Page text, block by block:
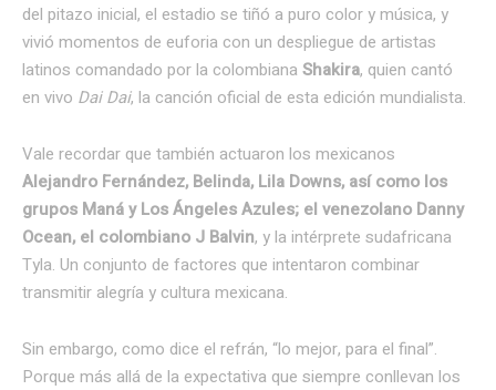
del pitazo inicial, el estadio se tiñó a puro color y música, y
vivió momentos de euforia con un despliegue de artistas
latinos comandado por la colombiana Shakira, quien cantó
en vivo Dai Dai, la canción oficial de esta edición mundialista.
Vale recordar que también actuaron los mexicanos
Alejandro Fernández, Belinda, Lila Downs, así como los
grupos Maná y Los Ángeles Azules; el venezolano Danny
Ocean, el colombiano J Balvin, y la intérprete sudafricana
Tyla. Un conjunto de factores que intentaron combinar
transmitir alegría y cultura mexicana.
Sin embargo, como dice el refrán, “lo mejor, para el final”.
Porque más allá de la expectativa que siempre conllevan los